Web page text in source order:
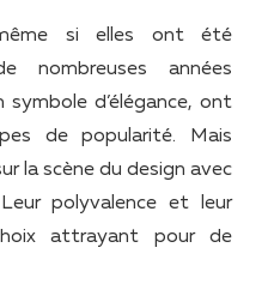
si elles ont été
nombreuses années
d’élégance, ont
de popularité. Mais
la scène du design avec
polyvalence et leur
attrayant pour de